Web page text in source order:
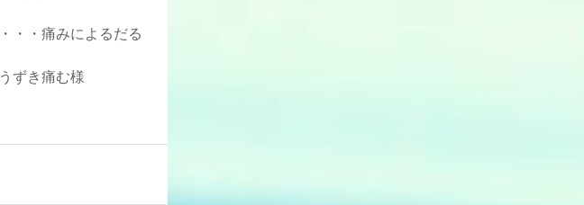
・・痛みによるだる
ずき痛む様